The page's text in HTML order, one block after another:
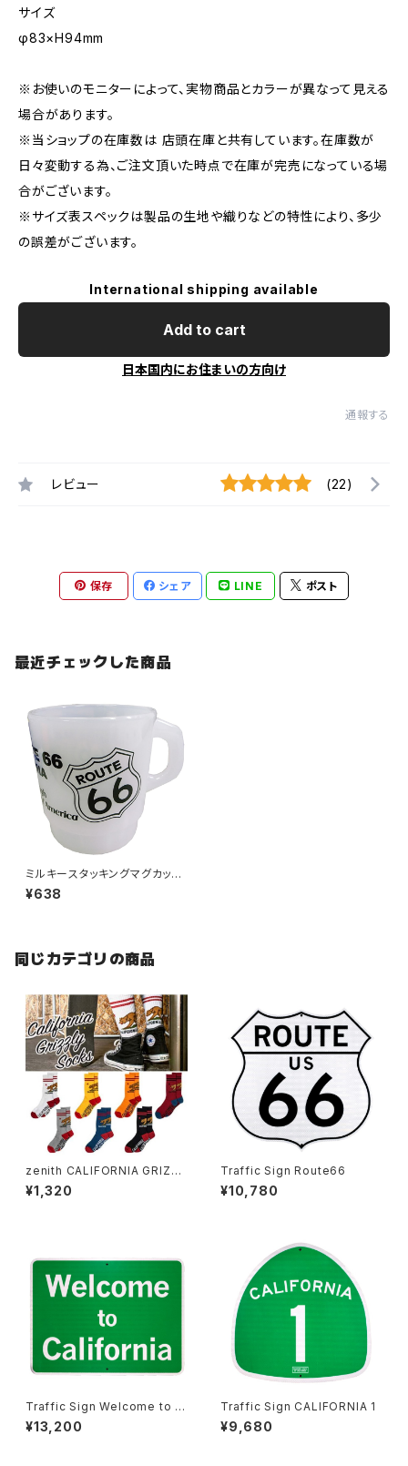
サイズ
φ83×H94mm
※お使いのモニターによって、実物商品とカラーが異なって見える
場合があります。
※当ショップの在庫数は 店頭在庫と共有しています。在庫数が
日々変動する為、ご注文頂いた時点で在庫が完売になっている場
合がございます。
※サイズ表スペックは製品の生地や織りなどの特性により、多少
の誤差がございます。
International shipping available
Add to cart
日本国内にお住まいの方向け
通報する
レビュー (22)
保存 シェア LINE ポスト
最近チェックした商品
ミルキースタッキングマグカッ
プ ROUTE66
¥638
同じカテゴリの商品
zenith CALIFORNIA GRIZZL
Y SOCKS
¥1,320
Traffic Sign Route66
¥10,780
Traffic Sign Welcome to C
ALIFORNIA
¥13,200
Traffic Sign CALIFORNIA 1
¥9,680